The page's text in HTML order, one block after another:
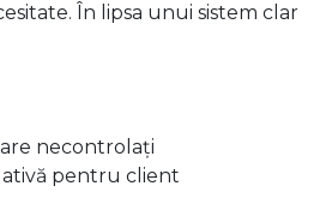
În lipsa unui sistem clar
necontrolați
pentru client